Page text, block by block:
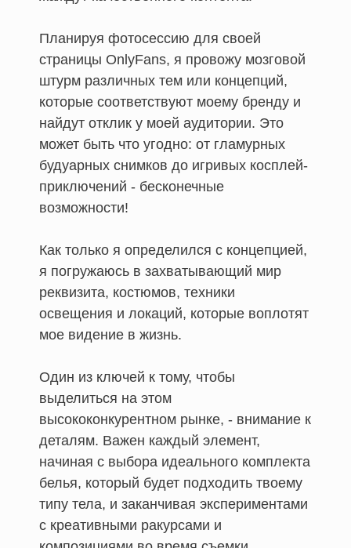
Планируя фотосессию для своей
страницы OnlyFans, я провожу мозговой
штурм различных тем или концепций,
которые соответствуют моему бренду и
найдут отклик у моей аудитории. Это
может быть что угодно: от гламурных
будуарных снимков до игривых косплей-
приключений - бесконечные
возможности!
Как только я определился с концепцией,
я погружаюсь в захватывающий мир
реквизита, костюмов, техники
освещения и локаций, которые воплотят
мое видение в жизнь.
Один из ключей к тому, чтобы
выделиться на этом
высококонкурентном рынке, - внимание к
деталям. Важен каждый элемент,
начиная с выбора идеального комплекта
белья, который будет подходить твоему
типу тела, и заканчивая экспериментами
с креативными ракурсами и